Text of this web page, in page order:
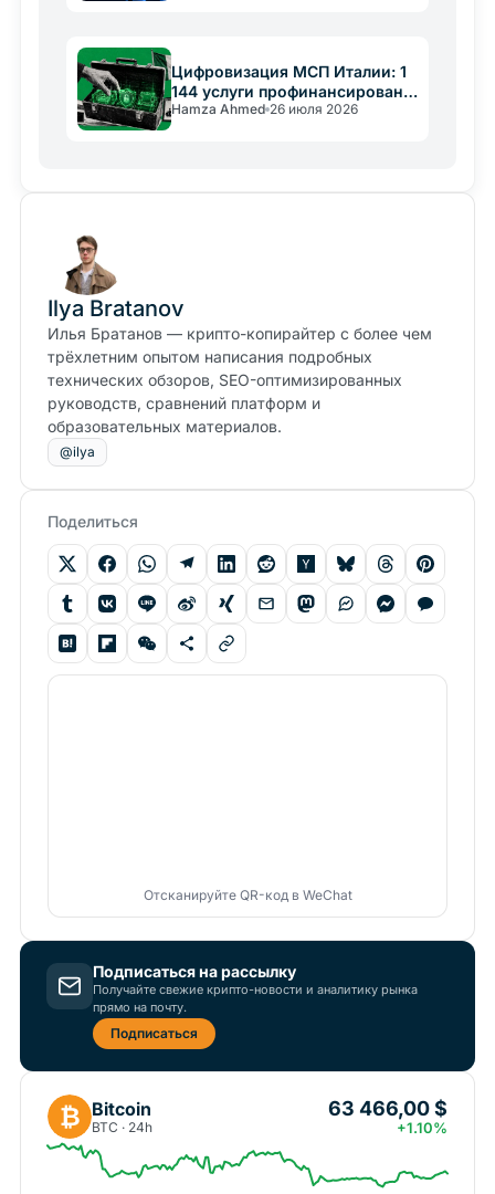
Цифровизация МСП Италии: 1
144 услуги профинансированы
PNRR
Hamza Ahmed 26 июля 2026
Ilya Bratanov
Илья Братанов — крипто-копирайтер с более чем
трёхлетним опытом написания подробных
технических обзоров, SEO-оптимизированных
руководств, сравнений платформ и
образовательных материалов.
@ilya
Поделиться
Отсканируйте QR-код в WeChat
Подписаться на рассылку
Получайте свежие крипто-новости и аналитику рынка
прямо на почту.
Подписаться
₿ Bitcoin
BTC · 24h
63 466,00 $
+1.10%